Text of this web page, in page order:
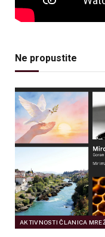
Ne propustite
AKTIVNOSTI ČLANICA